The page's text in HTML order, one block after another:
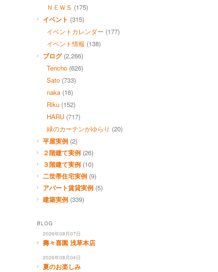
ＮＥＷＳ (175)
イベント (315)
イベントカレンダー (177)
イベント情報 (138)
ブログ(2,266)
Tencho (626)
Sato (733)
naka (16)
Riku (152)
HARU (717)
緑のカーテンがゆらり (20)
平屋実例 (2)
２階建て実例 (26)
３階建て実例 (10)
二世帯住宅実例 (9)
アパート賃貸実例 (5)
建築実例 (339)
BLOG
2026年08月07日
壽々喜園 浅草本店
2026年08月04日
夏のお楽しみ